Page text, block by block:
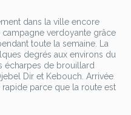
dans la ville encore
verdoyante grâce
toute la semaine. La
degrés aux environs du
écharpes de brouillard
Dir et Kebouch. Arrivée
parce que la route est